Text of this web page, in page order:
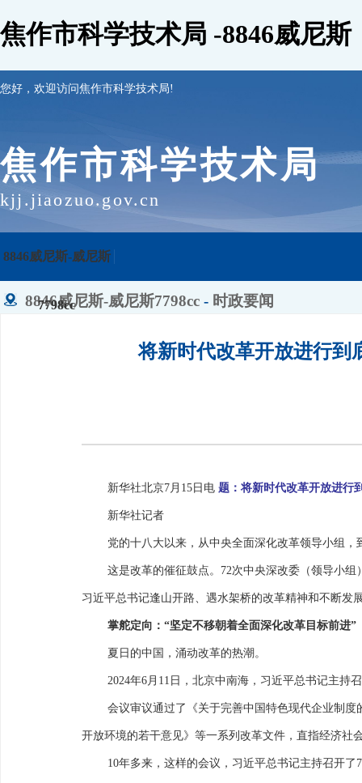
焦作市科学技术局 -8846威尼斯
您好，欢迎访问焦作市科学技术局!
焦作市科学技术局
kjj.jiaozuo.gov.cn
8846威尼斯-威尼斯
7798cc
8846威尼斯-威尼斯7798cc - 时政要闻
将新时代改革开放进行
新华社北京7月15日电 题：将新时代改革开放进行
新华社记者
党的十八大以来，从中央全面深化改革领导小组
这是改革的催征鼓点。72次中央深改委（领导小
习近平总书记逢山开路、遇水架桥的改革精神和不断发
掌舵定向：“坚定不移朝着全面深化改革目标前进”
夏日的中国，涌动改革的热潮。
2024年6月11日，北京中南海，习近平总书记主持
会议审议通过了《关于完善中国特色现代企业制
开放环境的若干意见》等一系列改革文件，直指经济社
10年多来，这样的会议，习近平总书记主持召开